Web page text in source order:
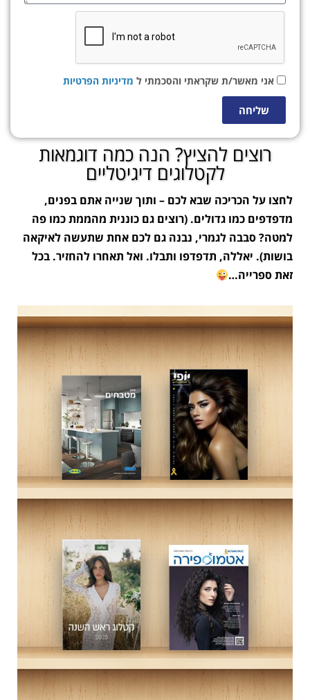
אני מאשר/ת שקראתי והסכמתי ל מדיניות הפרטיות
שליחה
רוצים להציץ? הנה כמה דוגמאות
לקטלוגים דיגיטליים
לחצו על הכריכה שבא לכם – ותוך שנייה אתם בפנים,
מדפדפים כמו גדולים. (רוצים גם כוננית מהממת כמו פה
למטה?סבבה לגמרי, נבנה גם לכם אחת שתעשה לאיקאה
בושות). יאללה, תדפדפו ותבלו. ואל תאחרו להחזיר. בכל
זאת ספרייה…